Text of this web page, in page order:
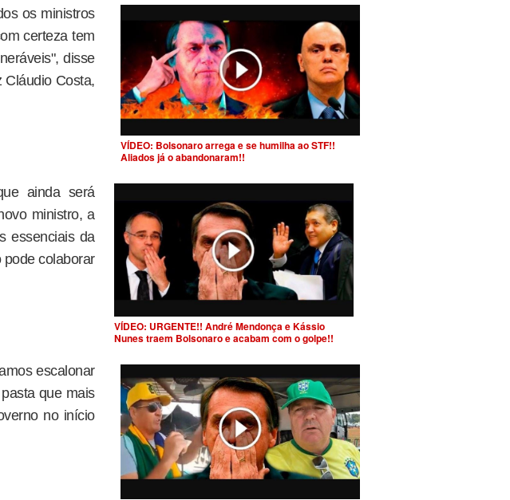
os ministros
certeza tem
disse
Cláudio Costa,
ainda será
ministro, a
essenciais da
colaborar
escalonar
que mais
no início
VÍDEO: Bolsonaro arrega e se humilha ao STF!!
Aliados já o abandonaram!!
VÍDEO: URGENTE!! André Mendonça e Kássio
Nunes traem Bolsonaro e acabam com o golpe!!